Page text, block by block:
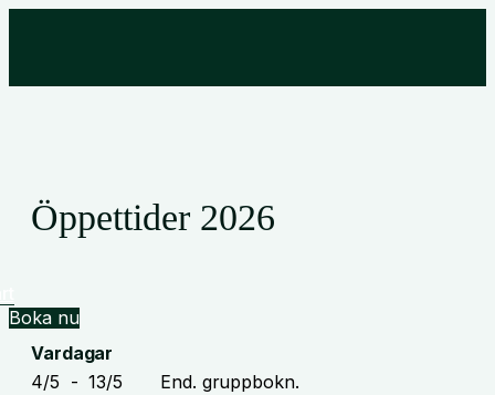
Boka nu
Öppettider 2026
Vardagar
4/5 - 13/5 End. gruppbokn.